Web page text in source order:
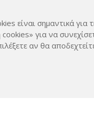
είναι σημαντικά για
για να
αν θα